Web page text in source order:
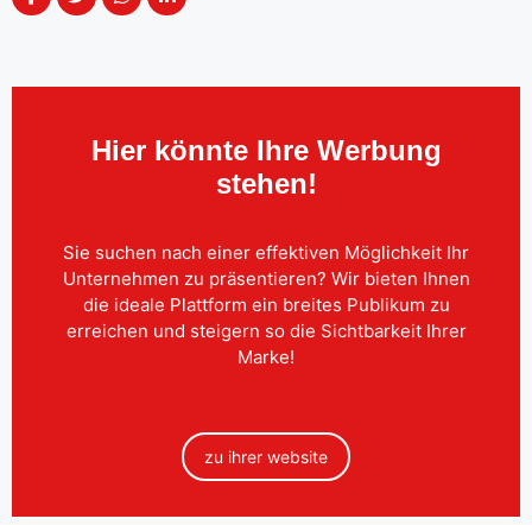
Hier könnte Ihre Werbung
stehen!
Sie suchen nach einer effektiven Möglichkeit Ihr
Unternehmen zu präsentieren? Wir bieten Ihnen
die ideale Plattform ein breites Publikum zu
erreichen und steigern so die Sichtbarkeit Ihrer
Marke!
zu ihrer website